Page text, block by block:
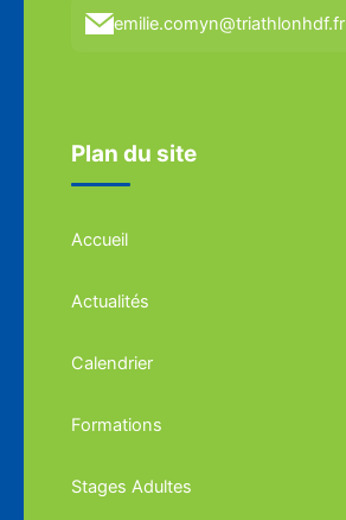
emilie.comyn@triathlonhdf.fr
Plan du site
Accueil
Actualités
Calendrier
Formations
Stages Adultes